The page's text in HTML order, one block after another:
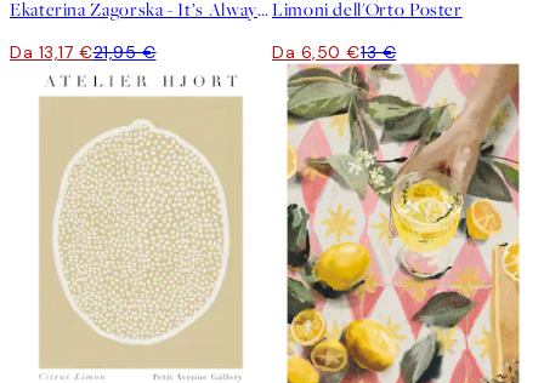
Ekaterina Zagorska - It’s Always Limoncello Time Poster
Da 13,17 €21,95 €
Limoni dell'Orto Poster
Da 6,50 €13 €